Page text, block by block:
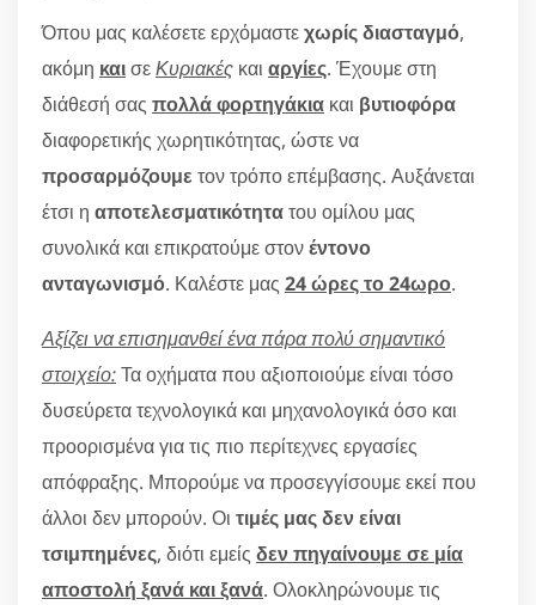
Όπου μας καλέσετε ερχόμαστεχωρίς διασταγμό,
ακόμη καισεΚυριακές και αργίες. Έχουμε στη
διάθεσή σας πολλά φορτηγάκια και βυτιοφόρα
διαφορετικής χωρητικότητας, ώστε να
προσαρμόζουμε τον τρόπο επέμβασης. Αυξάνεται
έτσι η αποτελεσματικότητατου ομίλου μας
συνολικά και επικρατούμε στονέντονο
ανταγωνισμό. Καλέστε μας 24 ώρες το 24ωρο.
Αξίζει να επισημανθεί ένα πάρα πολύ σημαντικό
στοιχείο:Τα οχήματα που αξιοποιούμε είναι τόσο
δυσεύρετα τεχνολογικά και μηχανολογικά όσο και
προορισμένα για τις πιο περίτεχνες εργασίες
απόφραξης. Μπορούμε να προσεγγίσουμε εκεί που
άλλοι δεν μπορούν. Οι τιμές μας δεν είναι
τσιμπημένες, διότι εμείς δεν πηγαίνουμε σε μία
αποστολή ξανά και ξανά. Ολοκληρώνουμε τις